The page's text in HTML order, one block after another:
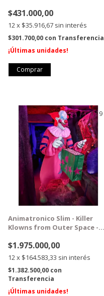
$431.000,00
12x $35.916,67 sin interés
$301.700,00 con Transferencia
¡Últimas unidades!
1/9
GRATIS
Animatronico Slim - Killer
Klowns from Outer Space -
$1.975.000,00
12x $164.583,33 sin interés
$1.382.500,00 con
Transferencia
¡Últimas unidades!